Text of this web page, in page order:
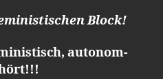
Block!
autonom-